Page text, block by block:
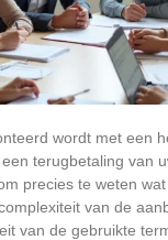
wordt met een
terugbetaling van
precies te weten
van de
van de gebruikte